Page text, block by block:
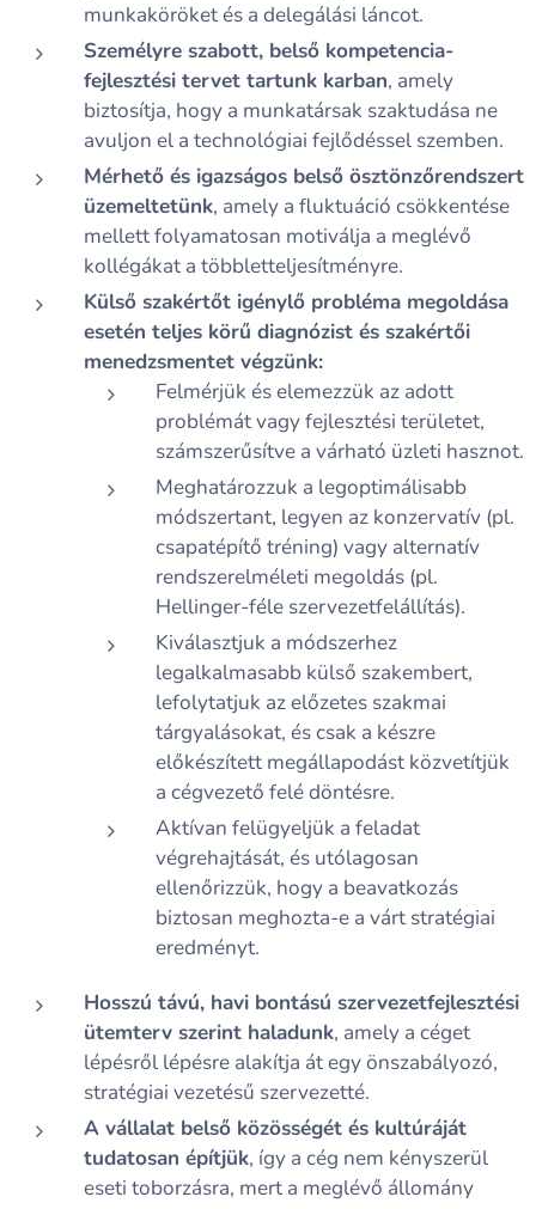
munkaköröket és a delegálási láncot.
Személyre szabott, belső kompetencia-
fejlesztési tervet tartunk karban, amely
biztosítja, hogy a munkatársak szaktudása ne
avuljon el a technológiai fejlődéssel szemben.
Mérhető és igazságos belső ösztönzőrendszert
üzemeltetünk, amely a fluktuáció csökkentése
mellett folyamatosan motiválja a meglévő
kollégákat a többletteljesítményre.
Külső szakértőt igénylő probléma megoldása
esetén teljes körű diagnózist és szakértői
menedzsmentet végzünk:
Felmérjük és elemezzük az adott
problémát vagy fejlesztési területet,
számszerűsítve a várható üzleti hasznot.
Meghatározzuk a legoptimálisabb
módszertant, legyen az konzervatív (pl.
csapatépítő tréning) vagy alternatív
rendszerelméleti megoldás (pl.
Hellinger-féle szervezetfelállítás).
Kiválasztjuk a módszerhez
legalkalmasabb külső szakembert,
lefolytatjuk az előzetes szakmai
tárgyalásokat, és csak a készre
előkészített megállapodást közvetítjük
a cégvezető felé döntésre.
Aktívan felügyeljük a feladat
végrehajtását, és utólagosan
ellenőrizzük, hogy a beavatkozás
biztosan meghozta-e a várt stratégiai
eredményt.
Hosszú távú, havi bontású szervezetfejlesztési
ütemterv szerint haladunk, amely a céget
lépésről lépésre alakítja át egy önszabályozó,
stratégiai vezetésű szervezetté.
A vállalat belső közösségét és kultúráját
tudatosan építjük, így a cég nem kényszerül
eseti toborzásra, mert a meglévő állomány